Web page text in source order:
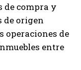
de compra y
de origen
operaciones de
entre